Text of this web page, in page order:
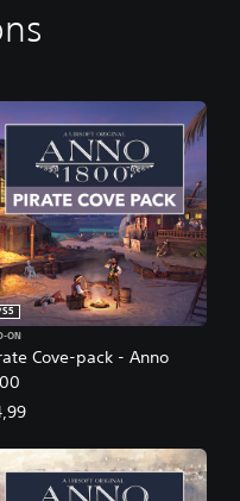
Cove-pack - Anno
ON